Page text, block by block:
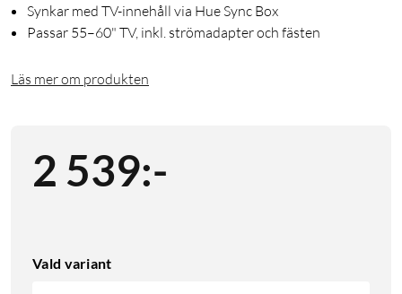
Synkar med TV-innehåll via Hue Sync Box
Passar 55–60" TV, inkl. strömadapter och fästen
Läs mer om produkten
2 539:-
Vald variant